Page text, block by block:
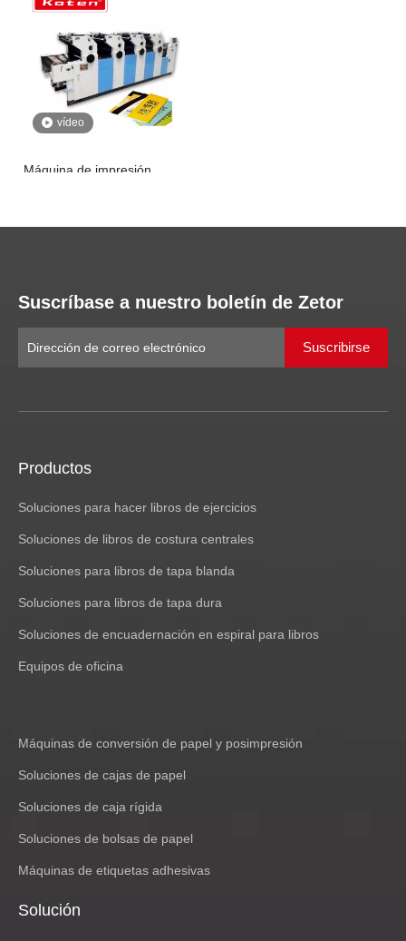
vídeo
Máquina de impresión
Preguntar
3
Suscríbase a nuestro boletín de Zetor
Suscribirse
Productos
Soluciones para hacer libros de ejercicios
Soluciones de libros de costura centrales
Soluciones para libros de tapa blanda
Soluciones para libros de tapa dura
Soluciones de encuadernación en espiral para libros
Equipos de oficina
Máquinas de conversión de papel y posimpresión
Soluciones de cajas de papel
Soluciones de caja rígida
Soluciones de bolsas de papel
Máquinas de etiquetas adhesivas
Solución